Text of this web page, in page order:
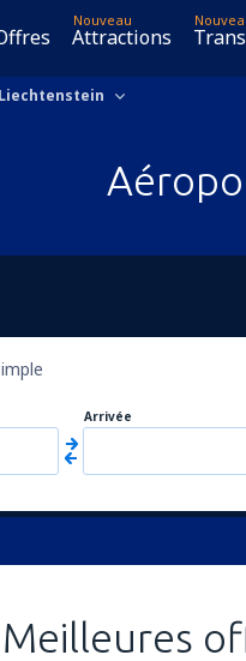
Nouveau
Attractions
Liechtenstein
Arrivée
Meilleures